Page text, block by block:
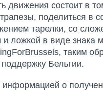
движения состоит в
поделиться в
тарелки, со
ложкой в виде знака
таким
Бельгии.
информацией о